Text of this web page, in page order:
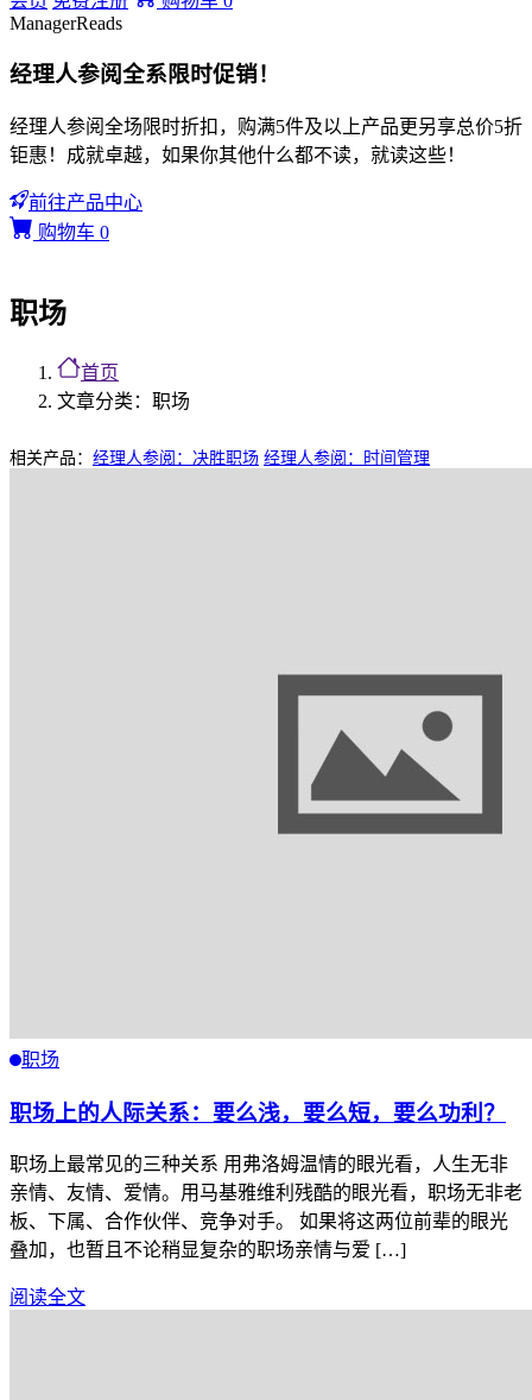
ManagerReads
经理人参阅全系限时促销！
经理人参阅全场限时折扣，购满5件及以上产品更另享总价5折
钜惠！成就卓越，如果你其他什么都不读，就读这些！
前往产品中心
购物车 0
职场
首页
文章分类：职场
相关产品： 经理人参阅：决胜职场 经理人参阅：时间管理
职场
职场上的人际关系：要么浅，要么短，要么功利？
职场上最常见的三种关系 用弗洛姆温情的眼光看，人生无非
亲情、友情、爱情。用马基雅维利残酷的眼光看，职场无非老
板、下属、合作伙伴、竞争对手。 如果将这两位前辈的眼光
叠加，也暂且不论稍显复杂的职场亲情与爱 […]
阅读全文